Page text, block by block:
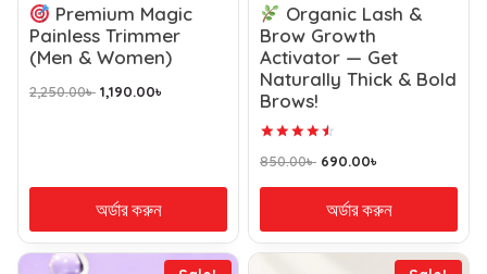
Premium Magic
Painless Trimmer
(Men & Women)
2,250.00৳ 1,190.00৳
অর্ডার করুন
Organic Lash &
Brow Growth
Activator — Get
Naturally Thick & Bold
Brows!
4.66
850.00৳ 690.00৳
অর্ডার করুন